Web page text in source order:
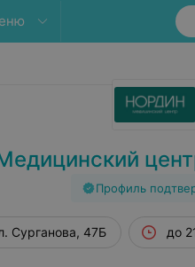
Профиль
Сурганова, 47Б до